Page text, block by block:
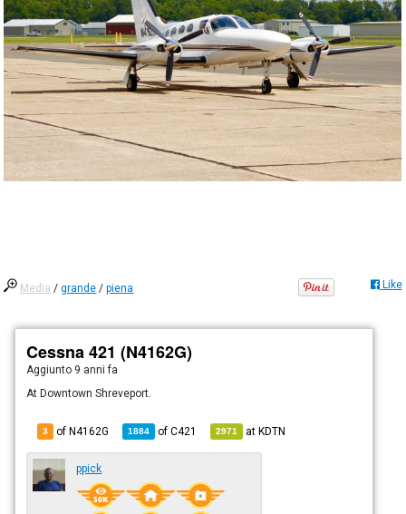
Media /grande /piena Like
Cessna 421 (N4162G)
Aggiunto 9 anni fa
At Downtown Shreveport.
3 of N4162G 1884 ofC421 2971 atKDTN
ppick